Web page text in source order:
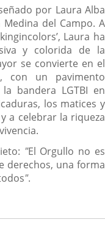
por Laura Alba
del Campo. A
Laura ha
y colorida de la
se convierte en el
con un pavimento
bandera LGTBI en
los matices y
a celebrar la riqueza
"El Orgullo no es
derechos, una forma
".